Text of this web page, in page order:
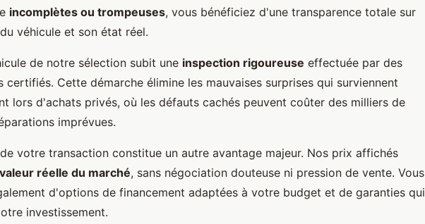
incomplètes ou trompeuses, vous bénéficiez d'une transparence totale sur
véhicule et son état réel.
de notre sélection subit une inspection rigoureuse effectuée par des
certifiés. Cette démarche élimine les mauvaises surprises qui surviennent
lors d'achats privés, où les défauts cachés peuvent coûter des milliers de
imprévues.
votre transaction constitue un autre avantage majeur. Nos prix affichés
valeur réelle du marché, sans négociation douteuse ni pression de vente. Vous
d'options de financement adaptées à votre budget et de garanties qui
investissement.